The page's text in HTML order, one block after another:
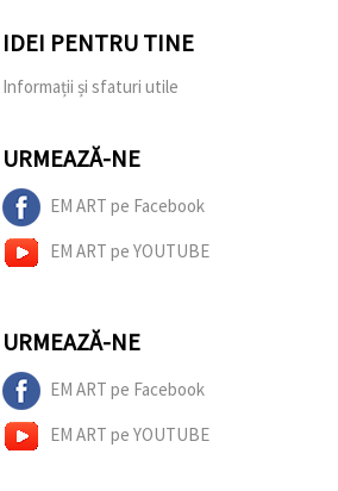
IDEI PENTRU TINE
Informații și sfaturi utile
URMEAZĂ-NE
EM ART pe Facebook
EM ART pe YOUTUBE
URMEAZĂ-NE
EM ART pe Facebook
EM ART pe YOUTUBE